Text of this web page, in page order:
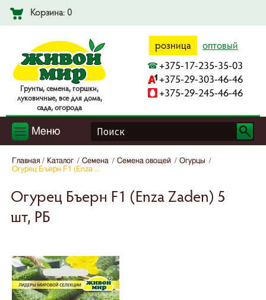
Корзина: 0
Гpyнты, ceмeнa, гopшки,
лyкoвичныe, вce для дoмa,
caдa, oгopoдa
розница оптовый
+375-17-235-35-03
+375-29-303-46-46
+375-29-245-46-46
Меню
Главная Каталог Семена Семена овощей
Огурцы
Огурец Бъерн F1 (Enza ...
Огурец Бъерн F1 (Enza Zaden) 5
шт, РБ